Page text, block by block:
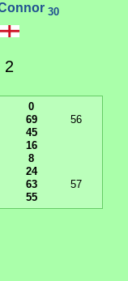
30
2
0
69
56
45
16
8
24
63
57
55